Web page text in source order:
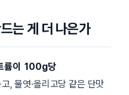
는 게 더 나은가
륨이 100g당
, 물엿·올리고당 같은 단맛